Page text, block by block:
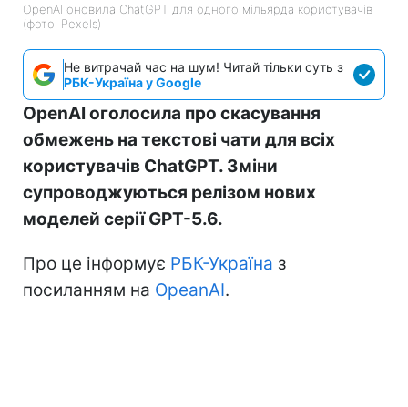
OpenAI оновила ChatGPT для одного мільярда користувачів
(фото: Pexels)
Не витрачай час на шум! Читай тільки суть з
РБК-Україна у Google
OpenAI оголосила про скасування
обмежень на текстові чати для всіх
користувачів ChatGPT. Зміни
супроводжуються релізом нових
моделей серії GPT-5.6.
Про це інформує РБК-Україна з
посиланням на OpeanAI.